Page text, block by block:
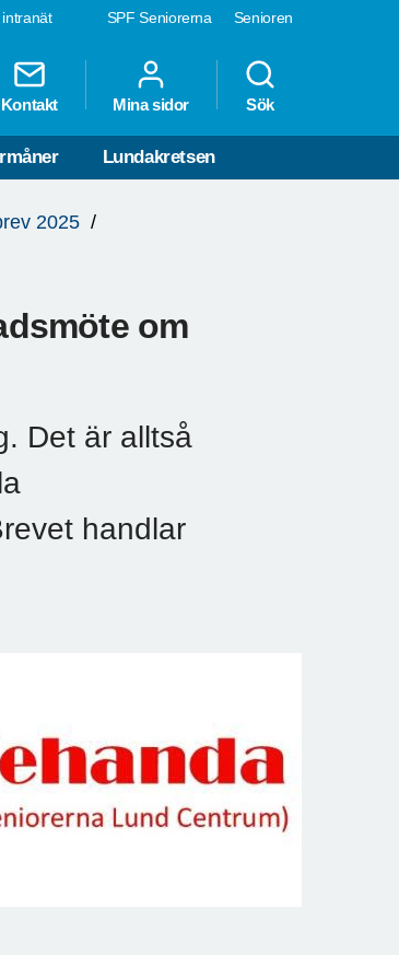
SPF Seniorerna Senioren
Kontakt Mina sidor Sök
Lundakretsen
2025
om
Det är alltså
handlar